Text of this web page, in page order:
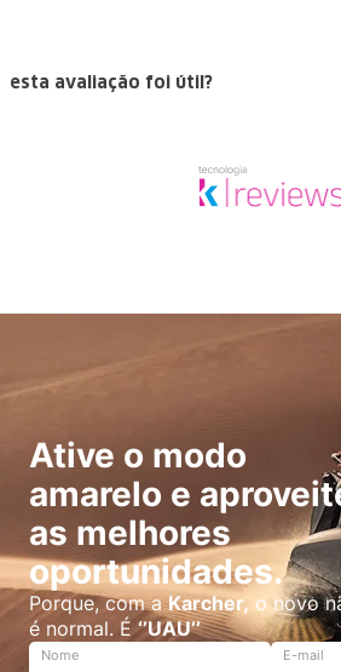
esta avaliação foi útil?
Ative o modo
amarelo e
as melhores
oportunidades.
Porque, com aKarcher, o novo
é normal. É‘’UAU’’
Nome E-mail